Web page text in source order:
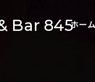
Bar 845ホーム